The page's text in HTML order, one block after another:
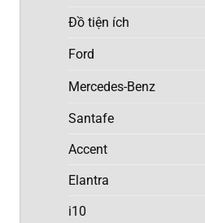
Đồ tiện ích
Ford
Mercedes-Benz
Santafe
Accent
Elantra
i10